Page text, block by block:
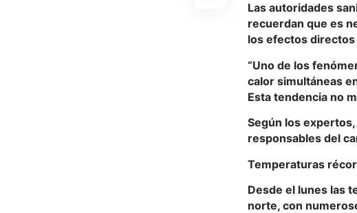
Las autoridades
recuerdan que es
los efectos
“Uno de los
calor simultáneas
Esta tendencia no
Según los
responsables del
Temperaturas
Desde el lunes las
norte, con